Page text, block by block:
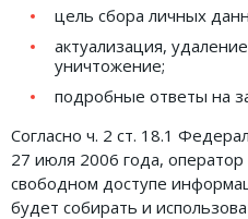
цель сбора личных
актуализация,
уничтожение;
подробные ответы на
Согласно ч. 2 ст. 18.1
27 июля 2006 года, оператор
свободном доступе
будет собирать и
Медицинское право
Миграционное право
Налоговое право
Семейное право
Трудовое право